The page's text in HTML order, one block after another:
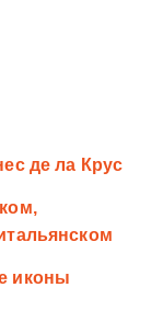
де ла Крус
иконы